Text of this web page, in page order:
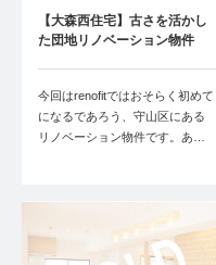
【大森西住宅】古さを活かし
た団地リノベーション物件
今回はrenofitではおそらく初めて
になるであろう、守山区にある
リノベーション物件です。あ…